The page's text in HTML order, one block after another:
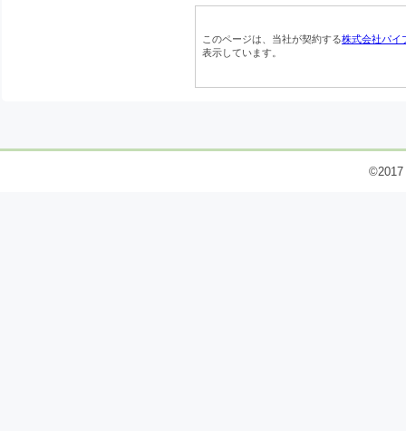
このページは、当社が契約する株式会社パイ
表示しています。
©2017